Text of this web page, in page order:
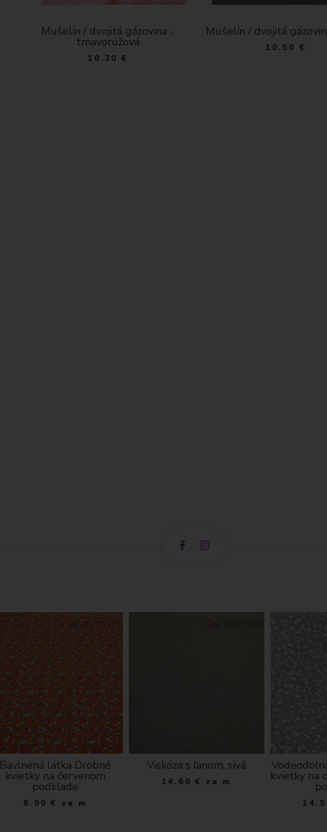
Mušelín / dvojitá gázovina - šedá
10.50 €
Mušelín / dvojitá
horčicová
Bavlnená látka Drobné
kvietky na červenom
podklade
8.90 € za m
Viskóza s ľanom, sivá
14.60 € za m kvietky na